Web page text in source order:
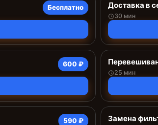
Бесплатно Доставка в
30 мин
600 ₽
25 мин
590 ₽ Замена